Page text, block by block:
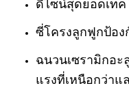
ดีไซน์สุดยอดเท
ซี่โครงลูกฟูกป้อ
ฉนวนเซรามิกอะ
แรงที่เหนือกว่าแ